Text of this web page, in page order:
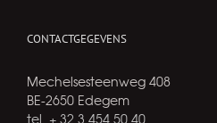
CONTACTGEGEVENS
Mechelsesteenweg 408
BE-2650 Edegem
tel. + 32 3 454 50 40